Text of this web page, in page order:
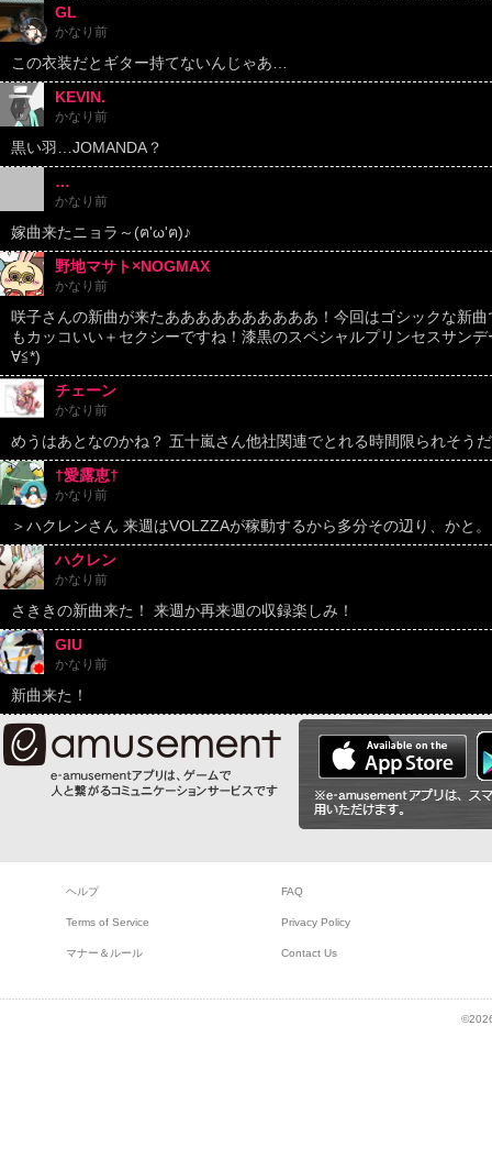
GL
かなり前
この衣装だとギター持てないんじゃあ…
KEVIN.
かなり前
黒い羽…JOMANDA？
…
かなり前
嫁曲来たニョラ～(ฅ'ω'ฅ)♪
野地マサト×NOGMAX
かなり前
咲子さんの新曲が来たああああああああああ！今回はゴシックな新
もカッコいい＋セクシーですね！漆黒のスペシャルプリンセスサン
∀≦*)
チェーン
かなり前
めうはあとなのかね？ 五十嵐さん他社関連でとれる時間限られそう
†愛露恵†
かなり前
＞ハクレンさん 来週はVOLZZAが稼動するから多分その辺り、かと。
ハクレン
かなり前
さききの新曲来た！ 来週か再来週の収録楽しみ！
GIU
かなり前
新曲来た！
ヘルプ FAQ
Terms of Service Privacy Policy
マナー＆ルール Contact Us